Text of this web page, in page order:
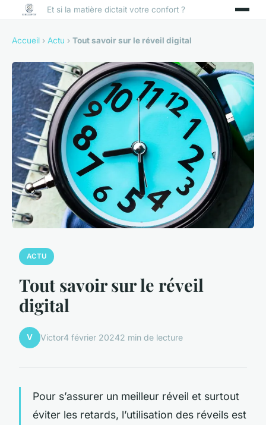
Et si la matière dictait votre confort ?
Accueil › Actu › Tout savoir sur le réveil digital
ACTU
Tout savoir sur le réveil
digital
V Victor4 février 20242 min de lecture
Pour s’assurer un meilleur réveil et surtout
éviter les retards, l’utilisation des réveils est